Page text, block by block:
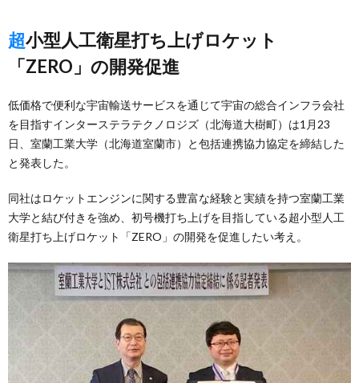
超小型人工衛星打ち上げロケット
「ZERO」の開発促進
低価格で便利な宇宙輸送サービスを通じて宇宙の総合インフラ会社
を目指すインターステラテクノロジズ（北海道⼤樹町）は1月23
日、室蘭工業大学（北海道室蘭市）と包括連携協力協定を締結した
と発表した。
同社はロケットエンジンに関する豊富な経験と実績を持つ室蘭工業
大学と結び付きを強め、初号機打ち上げを目指している超小型人工
衛星打ち上げロケット「ZERO」の開発を促進したい考え。